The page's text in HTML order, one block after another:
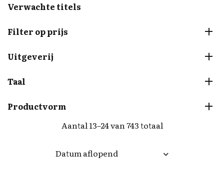
Aantal 13–24 van 743 totaal
Datum aflopend
Verwachte titels
Filter op prijs
Uitgeverij
Taal
Productvorm